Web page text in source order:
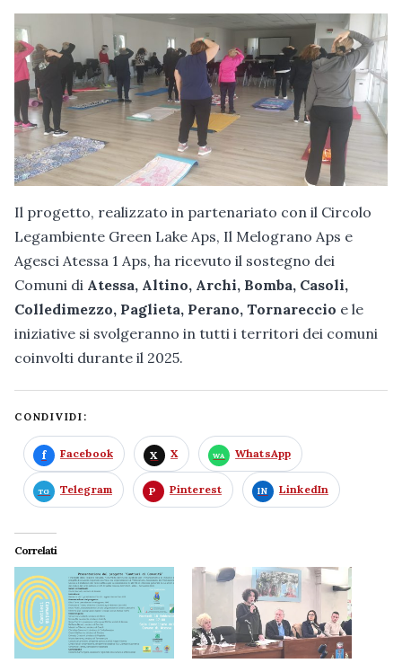
Il progetto, realizzato in partenariato con il Circolo
Legambiente Green Lake Aps, Il Melograno Aps e
Agesci Atessa 1 Aps, ha ricevuto il sostegno dei
Comuni di Atessa, Altino, Archi, Bomba, Casoli,
Colledimezzo, Paglieta, Perano, Tornareccio e le
iniziative si svolgeranno in tutti i territori dei comuni
coinvolti durante il 2025.
CONDIVIDI:
Facebook X WhatsApp
Telegram Pinterest LinkedIn
Correlati